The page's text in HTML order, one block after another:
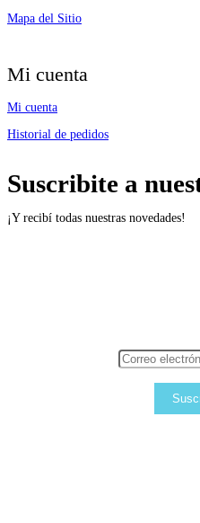
Mapa del Sitio
Mi cuenta
Mi cuenta
Historial de pedidos
Suscribite a
¡Y recibí todas nuestras novedades!